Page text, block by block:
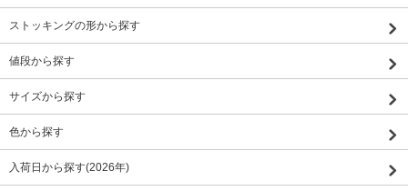
ストッキングの形から探す
値段から探す
サイズから探す
色から探す
入荷日から探す(2026年)